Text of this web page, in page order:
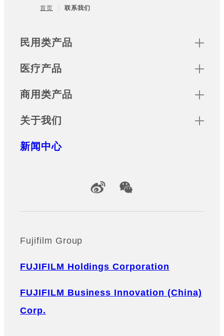
首页 联系我们
Sitemap
民用类产品
医疗产品
商用类产品
关于我们
新闻中心
Official Social Media Accounts
Fujifilm Group
FUJIFILM Holdings Corporation
FUJIFILM Business Innovation (China)
Corp.